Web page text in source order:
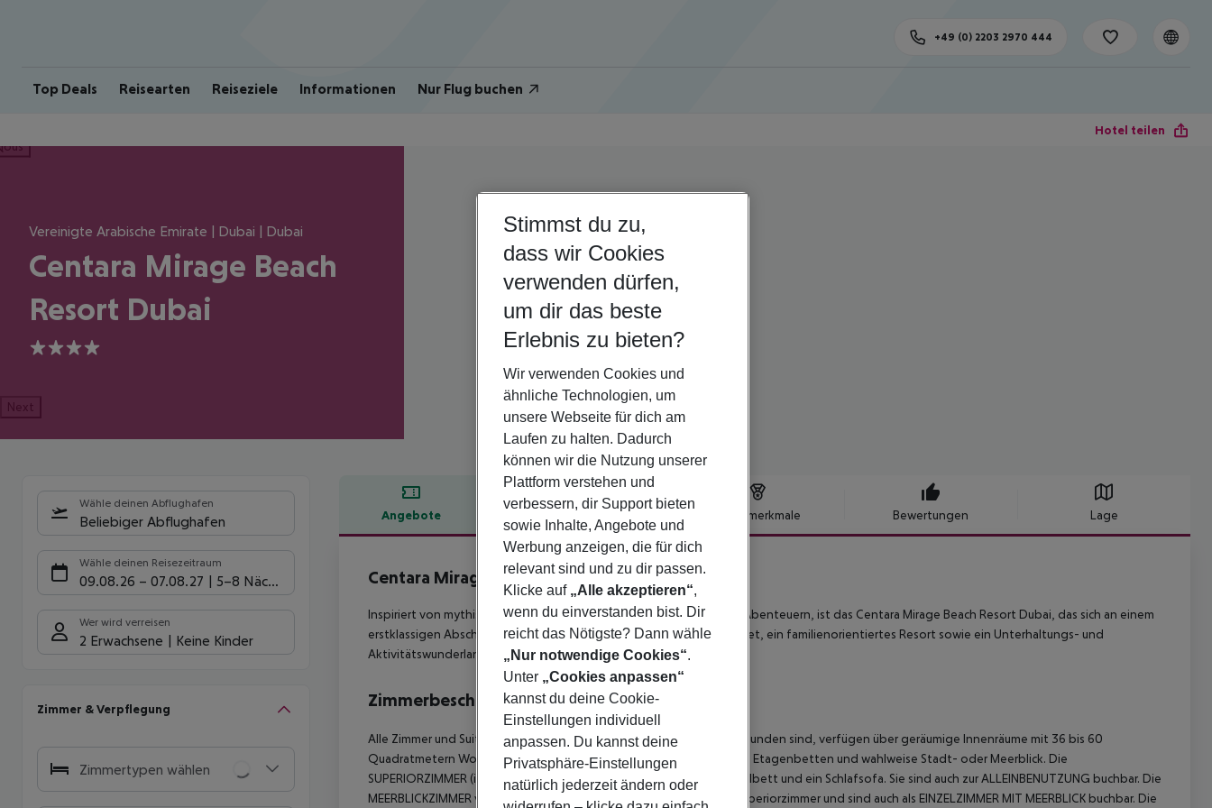
Top Deals Reisearten Reiseziele Informationen Nur Flug buchen
+49 (0) 2203 2970 444
Hotel teilen
Vereinigte Arabische Emirate | Dubai | Dubai
Centara Mirage Beach
Resort Dubai
4
Next
Wähle deinen Abflughafen
Beliebiger Abflughafen
Wähle deinen Reisezeitraum
09.08.26 – 07.08.27 5-8 Nächte
Wer wird verreisen
2 Erwachsene Keine Kinder
Zimmer & Verpflegung
Zimmertypen wählen
Angebote Hotelbeschreibung Hotelmerkmale Bewertungen Lage
Hotelbeschreibung
Centara Mirage Beach Resort Dubai
4
Inspiriert von mythischen thailändischen und magischen arabischen Abenteuern, ist das Centara Mirage Beach Resort Dubai, das sich an einem
erstklassigen Abschnitt der Uferpromenade der Deira Islands befindet, ein familienorientiertes Resort sowie ein Unterhaltungs- und
Aktivitätswunderland in Dubai.
Zimmerbeschreibung
Alle Zimmer und Suiten mit Balkon, von denen viele miteinander verbunden sind, verfügen über geräumige Innenräume mit 36 bis 60
Quadratmetern Wohnfläche, Kingsize- und Doppel-/Doppelbetten, Etagenbetten und wahlweise Stadt- oder Meerblick. Die
SUPERIORZIMMER (im Hotel: Superior King Zimmer) bieten ein Doppelbett und ein Schlafsofa. Sie sind auch zur ALLEINBENUTZUNG buchbar. Die
MEERBLICKZIMMER verfügen über die gleiche Ausstattung wie die Superiorzimmer und sind auch als EINZELZIMMER MIT MEERBLICK buchbar. Die
Stimmst du zu,
dass wir Cookies
verwenden dürfen,
um dir das beste
Erlebnis zu bieten?
Wir verwenden Cookies und
ähnliche Technologien, um
unsere Webseite für dich am
Laufen zu halten. Dadurch
können wir die Nutzung unserer
Plattform verstehen und
verbessern, dir Support bieten
sowie Inhalte, Angebote und
Werbung anzeigen, die für dich
relevant sind und zu dir passen.
Klicke auf „Alle akzeptieren“,
wenn du einverstanden bist. Dir
reicht das Nötigste? Dann wähle
„Nur notwendige Cookies“.
Unter „Cookies anpassen“
kannst du deine Cookie-
Einstellungen individuell
anpassen. Du kannst deine
Privatsphäre-Einstellungen
natürlich jederzeit ändern oder